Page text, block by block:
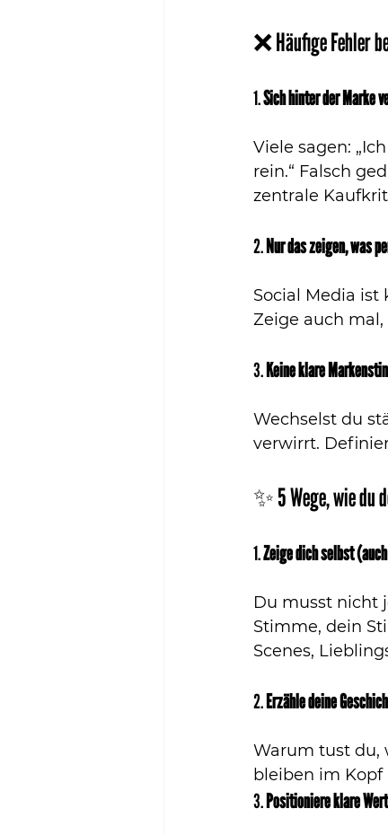
❌ Häufige Fehler
1. Sich hinter der Marke
Viele sagen:
rein.“ Falsch
zentrale
2. Nur das zeigen, was
Social Media
Zeige auch mal,
3. Keine klare
Wechselst du
verwirrt.
✨ 5 Wege, wie du
1. Zeige dich selbst
Du musst nicht
Stimme, dein
Scenes,
2. Erzähle deine
Warum tust du,
bleiben im
3. Positioniere klare